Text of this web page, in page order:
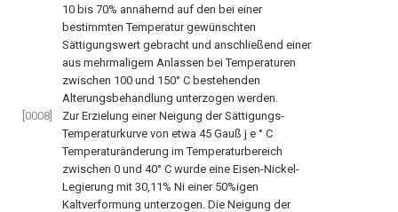
10 bis 70% annähernd auf den bei einer
bestimmten Temperatur gewünschten
Sättigungswert gebracht und anschließend einer
aus mehrmaligem Anlassen bei Temperaturen
zwischen 100 und 150° C bestehenden
Alterungsbehandlung unterzogen werden.
[0008]
Zur Erzielung einer Neigung der Sättigungs-
Temperaturkurve von etwa 45 Gauß j e ° C
Temperaturänderung im Temperaturbereich
zwischen 0 und 40° C wurde eine Eisen-Nickel-
Legierung mit 30,11% Ni einer 50%igen
Kaltverformung unterzogen. Die Neigung der